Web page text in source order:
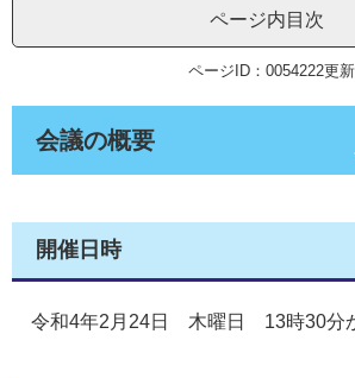
ページ内目次
ページID：0054222更
会議の概要
開催日時
令和4年2月24日 木曜日 13時30分